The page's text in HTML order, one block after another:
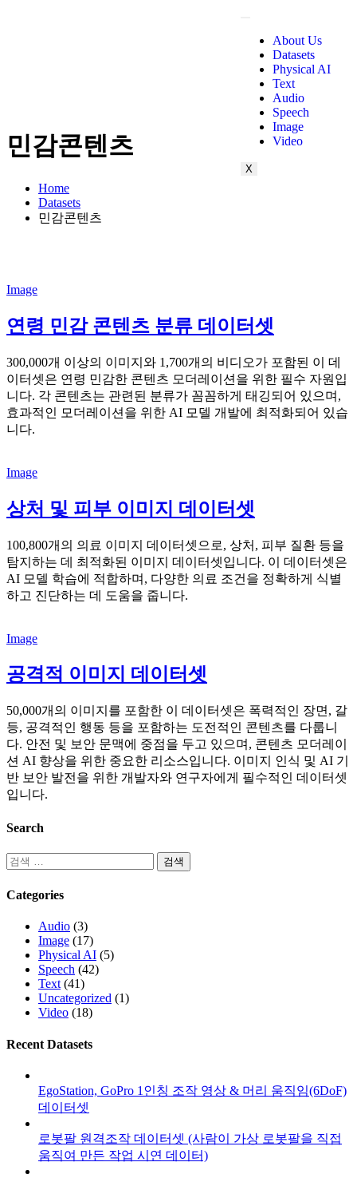
About Us
Datasets
Physical AI
Text
Audio
Speech
Image
Video
X
민감콘텐츠
Home
Datasets
민감콘텐츠
Image
연령 민감 콘텐츠 분류 데이터셋
300,000개 이상의 이미지와 1,700개의 비디오가 포함된 이 데
이터셋은 연령 민감한 콘텐츠 모더레이션을 위한 필수 자원입
니다. 각 콘텐츠는 관련된 분류가 꼼꼼하게 태깅되어 있으며,
효과적인 모더레이션을 위한 AI 모델 개발에 최적화되어 있습
니다.
Image
상처 및 피부 이미지 데이터셋
100,800개의 의료 이미지 데이터셋으로, 상처, 피부 질환 등을
탐지하는 데 최적화된 이미지 데이터셋입니다. 이 데이터셋은
AI 모델 학습에 적합하며, 다양한 의료 조건을 정확하게 식별
하고 진단하는 데 도움을 줍니다.
Image
공격적 이미지 데이터셋
50,000개의 이미지를 포함한 이 데이터셋은 폭력적인 장면, 갈
등, 공격적인 행동 등을 포함하는 도전적인 콘텐츠를 다룹니
다. 안전 및 보안 문맥에 중점을 두고 있으며, 콘텐츠 모더레이
션 AI 향상을 위한 중요한 리소스입니다. 이미지 인식 및 AI 기
반 보안 발전을 위한 개발자와 연구자에게 필수적인 데이터셋
입니다.
Search
Categories
Audio (3)
Image (17)
Physical AI (5)
Speech (42)
Text (41)
Uncategorized (1)
Video (18)
Recent Datasets
EgoStation, GoPro 1인칭 조작 영상 & 머리 움직임(6DoF)
데이터셋
로봇팔 원격조작 데이터셋 (사람이 가상 로봇팔을 직접
움직여 만든 작업 시연 데이터)